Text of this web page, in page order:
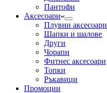
Пантофи
Аксесоари
Плувни аксесоари
Шапки и шалове
Други
Чорапи
Фитнес аксесоари
Топки
Ръкавици
Промоции